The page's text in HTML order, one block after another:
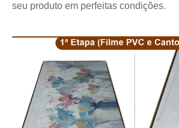
seu produto em perfeitas condições.